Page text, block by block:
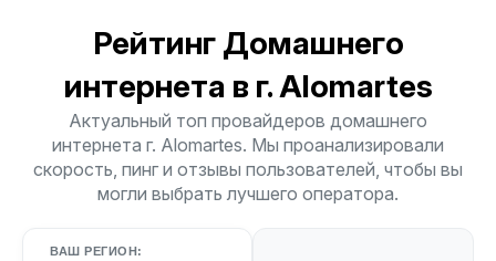
Рейтинг Домашнего
интернета в г. Alomartes
Актуальный топ провайдеров домашнего
интернета г. Alomartes. Мы проанализировали
скорость, пинг и отзывы пользователей, чтобы вы
могли выбрать лучшего оператора.
ВАШ РЕГИОН: